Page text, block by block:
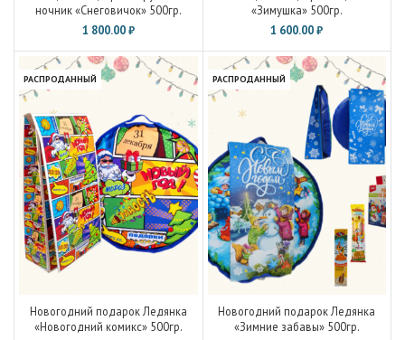
ночник «Снеговичок» 500гр.
1 800.00₽
«Зимушка» 500гр.
1 600.00₽
РАСПРОДАННЫЙ
Новогодний подарок Ледянка
«Новогодний комикс» 500гр.
РАСПРОДАННЫЙ
Новогодний подарок Ледянка
«Зимние забавы» 500гр.